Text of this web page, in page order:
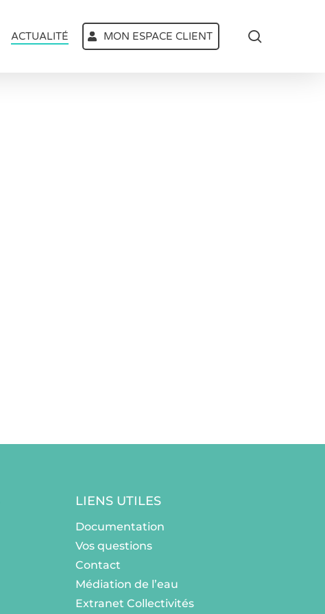
ACTUALITÉ MON ESPACE CLIENT
LIENS UTILES
Documentation
Vos questions
Contact
Médiation de l’eau
Extranet Collectivités